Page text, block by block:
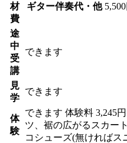
材
費
ギター伴奏代・他
途
中
受
講
できます
見
学
できます
体
験
できます 体験料 3,245
ツ、裾の広がるスカー
コシューズ(無ければス